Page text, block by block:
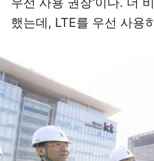
했는데, LTE를 우선 사용